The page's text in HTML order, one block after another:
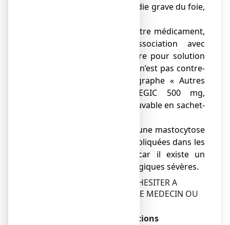
● Si vous avez une maladie grave du foie,
● Si vous prenez un autre médicament,
assurez-vous que l’association avec
ASPEGIC 500 mg, poudre pour solution
buvable en sachet-dose n’est pas contre-
indiquée (voir le paragraphe « Autres
médicaments et ASPEGIC 500 mg,
poudre pour solution buvable en sachet-
● Si vous êtes atteint d’une mastocytose
(maladie des cellules impliquées dans les
réactions allergiques) car il existe un
risque de réactions allergiques sévères.
EN CAS DE DOUTE, NE PAS HESITER A
DEMANDER L'AVIS DE VOTRE MEDECIN OU
Avertissements et précautions